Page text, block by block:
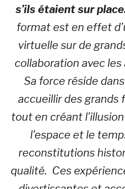
s’ils étaient sur
format est en effet
virtuelle sur de
collaboration avec
Sa force réside
accueillir des grands
tout en créant
l’espace et le
reconstitutions
qualité. Ces